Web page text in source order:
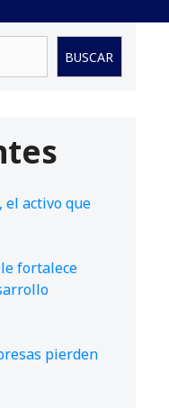
BUSCAR
activo que
fortalece
pierden